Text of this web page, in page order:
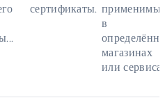
сертификаты.
в
магазинах
или